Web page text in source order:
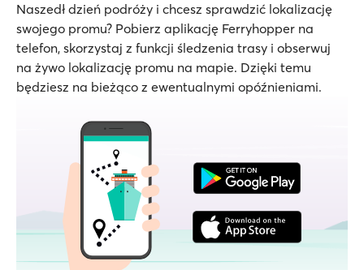
Naszedł dzień podróży i chcesz sprawdzić lokalizację
swojego promu? Pobierz aplikację Ferryhopper na
telefon, skorzystaj z funkcji śledzenia trasy i obserwuj
na żywo lokalizację promu na mapie. Dzięki temu
będziesz na bieżąco z ewentualnymi opóźnieniami.